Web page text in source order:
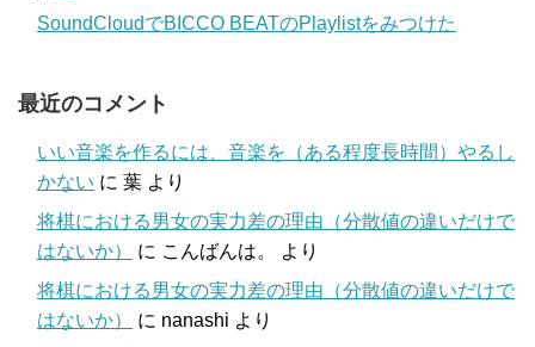
SoundCloudでBICCO BEATのPlaylistをみつけた
最近のコメント
いい音楽を作るには、音楽を（ある程度長時間）やるし
かない に 葉 より
将棋における男女の実力差の理由（分散値の違いだけで
はないか）
に こんばんは。
より
将棋における男女の実力差の理由（分散値の違いだけで
はないか）
に nanashi より